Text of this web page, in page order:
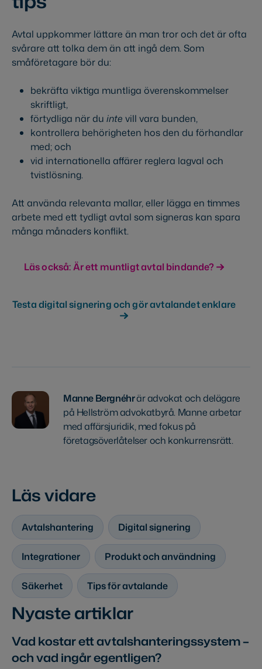
Avtal uppkommer lättare än man tror och det är ofta
svårare att tolka dem än att ingå dem. Som
småföretagare bör du:
bekräfta viktiga muntliga överenskommelser
skriftligt,
förtydliga när du inte vill vara bunden,
kontrollera behörigheten hos den du förhandlar
med; och
vid internationella affärer reglera lagval och
tvistlösning.
Att använda relevanta mallar, eller lägga en timmes
arbete med ett tydligt avtal som signeras kan spara
många månaders konflikt.
Läs också: Är ett muntligt avtal bindande?
Testa digital signering och gör avtalandet enklare
Manne Bergnéhrär advokat och delägare
på Hellström advokatbyrå. Manne arbetar
med affärsjuridik, med fokus på
företagsöverlåtelser och konkurrensrätt.
Läs vidare
Avtalshantering Digital signering
Integrationer Produkt och användning
Säkerhet Tips för avtalande
Nyaste artiklar
Vad kostar ett avtalshanteringssystem –
och vad ingår egentligen?